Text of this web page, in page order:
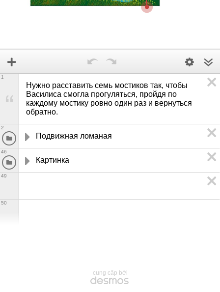
Нужно расставить семь мостиков так, чтобы
Василиса смогла прогуляться, пройдя по
каждому мостику ровно один раз и вернуться
обратно.
1
Подвижная ломаная
2
Картинка
46
49
50
cung cấp bởi